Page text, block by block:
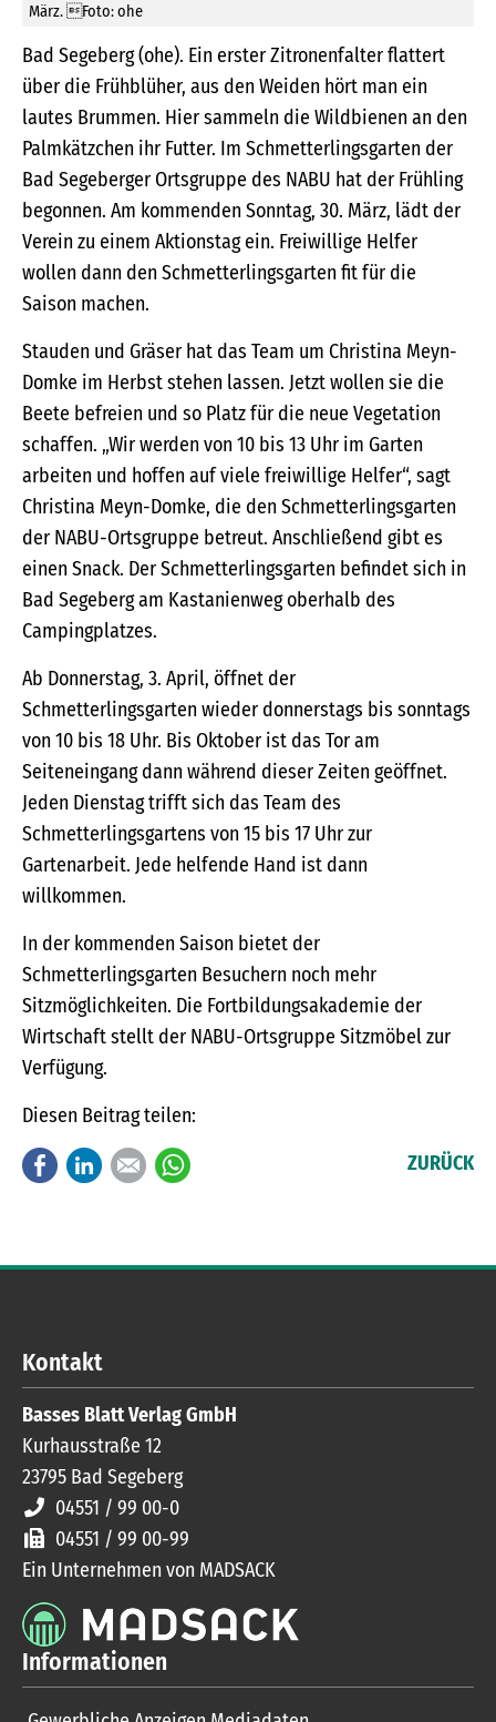
März. Foto: ohe
Bad Segeberg (ohe). Ein erster Zitronenfalter flattert
über die Frühblüher, aus den Weiden hört man ein
lautes Brummen. Hier sammeln die Wildbienen an den
Palmkätzchen ihr Futter. Im Schmetterlingsgarten der
Bad Segeberger Ortsgruppe des NABU hat der Frühling
begonnen. Am kommenden Sonntag, 30. März, lädt der
Verein zu einem Aktionstag ein. Freiwillige Helfer
wollen dann den Schmetterlingsgarten fit für die
Saison machen.
Stauden und Gräser hat das Team um Christina Meyn-
Domke im Herbst stehen lassen. Jetzt wollen sie die
Beete befreien und so Platz für die neue Vegetation
schaffen. „Wir werden von 10 bis 13 Uhr im Garten
arbeiten und hoffen auf viele freiwillige Helfer“, sagt
Christina Meyn-Domke, die den Schmetterlingsgarten
der NABU-Ortsgruppe betreut. Anschließend gibt es
einen Snack. Der Schmetterlingsgarten befindet sich in
Bad Segeberg am Kastanienweg oberhalb des
Campingplatzes.
Ab Donnerstag, 3. April, öffnet der
Schmetterlingsgarten wieder donnerstags bis sonntags
von 10 bis 18 Uhr. Bis Oktober ist das Tor am
Seiteneingang dann während dieser Zeiten geöffnet.
Jeden Dienstag trifft sich das Team des
Schmetterlingsgartens von 15 bis 17 Uhr zur
Gartenarbeit. Jede helfende Hand ist dann
willkommen.
In der kommenden Saison bietet der
Schmetterlingsgarten Besuchern noch mehr
Sitzmöglichkeiten. Die Fortbildungsakademie der
Wirtschaft stellt der NABU-Ortsgruppe Sitzmöbel zur
Verfügung.
Diesen Beitrag teilen:
FacebookLinkedInE-mail ZURÜCK
Kontakt
Basses Blatt Verlag GmbH
Kurhausstraße 12
23795 Bad Segeberg
04551 / 99 00-0
04551 / 99 00-99
Ein Unternehmen von MADSACK
Informationen